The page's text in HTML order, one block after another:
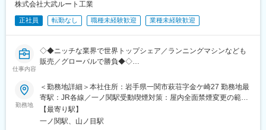
AR技術を用いた非接触型の診療台など最先端機器も多数取り扱っ
変更の範囲：会社の定める業務
テンシャルの高く、「売れる商品」を保有しています。
<自動ねじ供給機＞
ねじを自動でラインに供給するための商品になります。本商品は
グローバルトップシェアを誇っております。
自動ねじ供給機は、国内外ともに販売網を拡大しております。
<トレッドミル>
株式会社大武ルート工業
正社員 転勤なし 職種未経験歓迎 業種未経験歓迎
仕事内容
◇◆ニッチな業界で世界トップシェア／ランニングマシンなども
販売／グローバルで勝負◆◇
■業務内容：
自社製品の開発～製造を行う当社にて、電気設計（ハード）をお
任せします。
■業務詳細：
勤務地
＜勤務地詳細＞本社住所：岩手県一関市萩荘字金ケ崎27 勤務地最
寄駅：JR各線／一ノ関駅受動喫煙対策：屋内全面禁煙変更の範
囲：会社の定める事業所
【最寄り駅】
一ノ関駅、山ノ目駅